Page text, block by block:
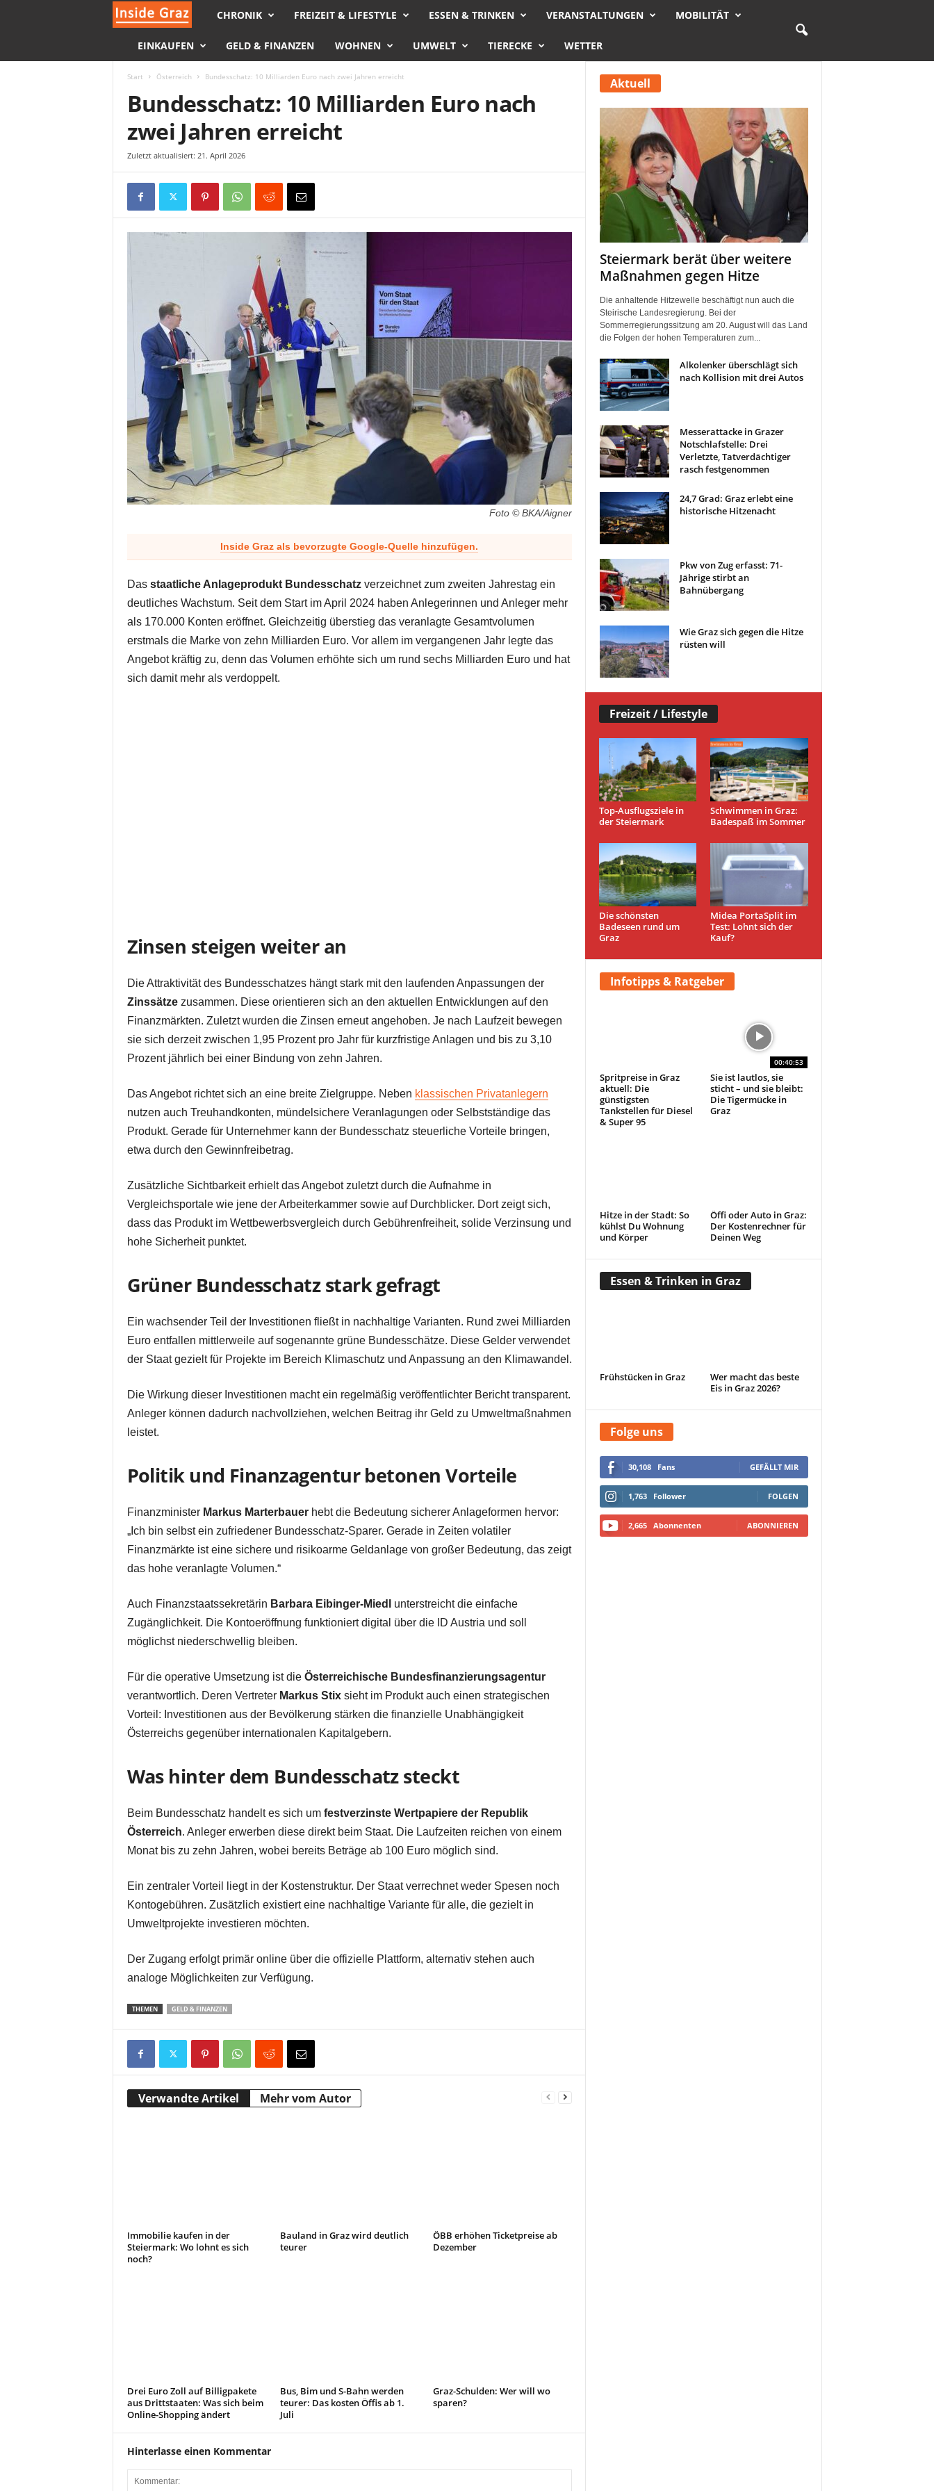
s
i
G
CHRONIK FREIZEIT & LIFESTYLE ESSEN & TRINKEN VERANSTALTUNGEN MOBILITÄT
EINKAUFEN GELD & FINANZEN WOHNEN UMWELT TIERECKE WETTER
Start Österreich Bundesschatz: 10 Milliarden Euro nach zwei Jahren erreicht
Bundesschatz: 10 Milliarden Euro nach
zwei Jahren erreicht
Zuletzt aktualisiert: 21. April 2026
Foto © BKA/Aigner
Inside Graz als bevorzugte Google-Quelle hinzufügen.
Das staatliche Anlageprodukt Bundesschatzverzeichnet zum zweiten Jahrestag ein
deutliches Wachstum. Seit dem Start im April 2024 haben Anlegerinnen und Anleger mehr
als 170.000 Konten eröffnet. Gleichzeitig überstieg das veranlagte Gesamtvolumen
erstmals die Marke von zehn Milliarden Euro. Vor allem im vergangenen Jahr legte das
Angebot kräftig zu, denn das Volumen erhöhte sich um rund sechs Milliarden Euro und hat
sich damit mehr als verdoppelt.
Zinsen steigen weiter an
Die Attraktivität des Bundesschatzes hängt stark mit den laufenden Anpassungen der
Zinssätzezusammen. Diese orientieren sich an den aktuellen Entwicklungen auf den
Finanzmärkten. Zuletzt wurden die Zinsen erneut angehoben. Je nach Laufzeit bewegen
sie sich derzeit zwischen 1,95 Prozent pro Jahr für kurzfristige Anlagen und bis zu 3,10
Prozent jährlich bei einer Bindung von zehn Jahren.
Das Angebot richtet sich an eine breite Zielgruppe. Neben klassischen Privatanlegern
nutzen auch Treuhandkonten, mündelsichere Veranlagungen oder Selbstständige das
Produkt. Gerade für Unternehmer kann der Bundesschatz steuerliche Vorteile bringen,
etwa durch den Gewinnfreibetrag.
Zusätzliche Sichtbarkeit erhielt das Angebot zuletzt durch die Aufnahme in
Vergleichsportale wie jene der Arbeiterkammer sowie auf Durchblicker. Dort zeigt sich,
dass das Produkt im Wettbewerbsvergleich durch Gebührenfreiheit, solide Verzinsung und
hohe Sicherheit punktet.
Grüner Bundesschatz stark gefragt
Ein wachsender Teil der Investitionen fließt in nachhaltige Varianten. Rund zwei Milliarden
Euro entfallen mittlerweile auf sogenannte grüne Bundesschätze. Diese Gelder verwendet
der Staat gezielt für Projekte im Bereich Klimaschutz und Anpassung an den Klimawandel.
Die Wirkung dieser Investitionen macht ein regelmäßig veröffentlichter Bericht transparent.
Anleger können dadurch nachvollziehen, welchen Beitrag ihr Geld zu Umweltmaßnahmen
leistet.
Politik und Finanzagentur betonen Vorteile
Finanzminister Markus Marterbauerhebt die Bedeutung sicherer Anlageformen hervor:
„Ich bin selbst ein zufriedener Bundesschatz-Sparer. Gerade in Zeiten volatiler
Finanzmärkte ist eine sichere und risikoarme Geldanlage von großer Bedeutung, das zeigt
das hohe veranlagte Volumen.“
Auch Finanzstaatssekretärin Barbara Eibinger-Miedl
unterstreicht die einfache
Zugänglichkeit. Die Kontoeröffnung funktioniert digital über die ID Austria und soll
möglichst niederschwellig bleiben.
Für die operative Umsetzung ist die Österreichische Bundesfinanzierungsagentur
verantwortlich. Deren Vertreter Markus Stixsieht im Produkt auch einen strategischen
Vorteil: Investitionen aus der Bevölkerung stärken die finanzielle Unabhängigkeit
Österreichs gegenüber internationalen Kapitalgebern.
Was hinter dem Bundesschatz steckt
Beim Bundesschatz handelt es sich um festverzinste Wertpapiere der Republik
Österreich. Anleger erwerben diese direkt beim Staat. Die Laufzeiten reichen von einem
Monat bis zu zehn Jahren, wobei bereits Beträge ab 100 Euro möglich sind.
Ein zentraler Vorteil liegt in der Kostenstruktur. Der Staat verrechnet weder Spesen noch
Kontogebühren. Zusätzlich existiert eine nachhaltige Variante für alle, die gezielt in
Umweltprojekte investieren möchten.
Der Zugang erfolgt primär online über die offizielle Plattform, alternativ stehen auch
analoge Möglichkeiten zur Verfügung.
THEMEN GELD & FINANZEN
Verwandte Artikel Mehr vom Autor
Immobilie kaufen in der
Steiermark: Wo lohnt es sich
noch?
Bauland in Graz wird deutlich
teurer
ÖBB erhöhen Ticketpreise ab
Dezember
Drei Euro Zoll auf Billigpakete
aus Drittstaaten: Was sich beim
Online-Shopping ändert
Bus, Bim und S-Bahn werden
teurer: Das kosten Öffis ab 1.
Juli
Graz-Schulden: Wer will wo
sparen?
Hinterlasse einen Kommentar
Aktuell
Steiermark berät über weitere
Maßnahmen gegen Hitze
Die anhaltende Hitzewelle beschäftigt nun auch die
Steirische Landesregierung. Bei der
Sommerregierungssitzung am 20. August will das Land
die Folgen der hohen Temperaturen zum...
Alkolenker überschlägt sich
nach Kollision mit drei Autos
Messerattacke in Grazer
Notschlafstelle: Drei
Verletzte, Tatverdächtiger
rasch festgenommen
24,7 Grad: Graz erlebt eine
historische Hitzenacht
Pkw von Zug erfasst: 71-
Jährige stirbt an
Bahnübergang
Wie Graz sich gegen die Hitze
rüsten will
Freizeit / Lifestyle
Top-Ausflugsziele in
der Steiermark
Schwimmen in Graz:
Badespaß im Sommer
Die schönsten
Badeseen rund um
Graz
Midea PortaSplit im
Test: Lohnt sich der
Kauf?
Infotipps & Ratgeber
Spritpreise in Graz
aktuell: Die
günstigsten
Tankstellen für Diesel
& Super 95
00:40:53
Sie ist lautlos, sie
sticht – und sie bleibt:
Die Tigermücke in
Graz
Hitze in der Stadt: So
kühlst Du Wohnung
und Körper
Öffi oder Auto in Graz:
Der Kostenrechner für
Deinen Weg
Essen & Trinken in Graz
Frühstücken in Graz
Wer macht das beste
Eis in Graz 2026?
Folge uns
30,108 Fans GEFÄLLT MIR
1,763 Follower FOLGEN
2,665 Abonnenten ABONNIEREN